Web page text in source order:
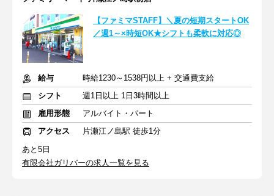
【ファミマSTAFF】＼夏の短期スタートOK
／週1～×時短OK★シフトも柔軟に対応◎
給与
時給1230～1538円以上 + 交通費支給
シフト
週1日以上 1日3時間以上
雇用形態
アルバイト・パート
アクセス
片瀬江ノ島駅 徒歩1分
あと5日
有限会社ガリバーの求人一覧を見る